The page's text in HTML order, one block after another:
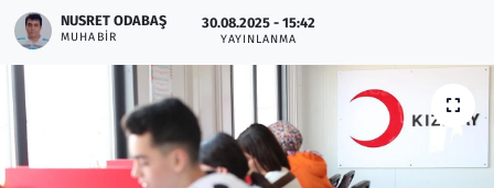
NUSRET ODABAŞ
MUHABIR
30.08.2025 - 15:42
YAYINLANMA
Oyun
Ramazan
Resmi İlanlar